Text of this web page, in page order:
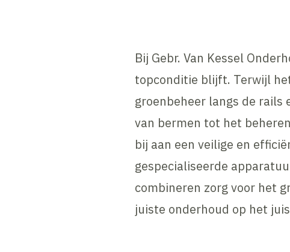
Bij Gebr. Van Kessel
topconditie blijft. Terwijl
groenbeheer langs de
van bermen tot het
bij aan een veilige en
gespecialiseerde
combineren zorg voor het
juiste onderhoud op het